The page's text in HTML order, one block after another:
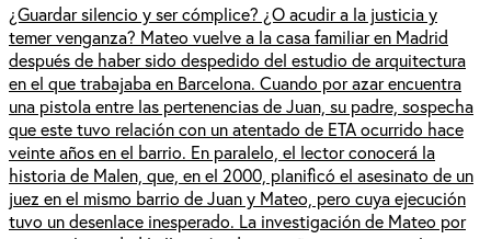
¿Guardar silencio y ser cómplice? ¿O acudir a la justicia y
temer venganza? Mateo vuelve a la casa familiar en Madrid
después de haber sido despedido del estudio de arquitectura
en el que trabajaba en Barcelona. Cuando por azar encuentra
una pistola entre las pertenencias de Juan, su padre, sospecha
que este tuvo relación con un atentado de ETA ocurrido hace
veinte años en el barrio. En paralelo, el lector conocerá la
historia de Malen, que, en el 2000, planificó el asesinato de un
juez en el mismo barrio de Juan y Mateo, pero cuya ejecución
tuvo un desenlace inesperado. La investigación de Mateo por